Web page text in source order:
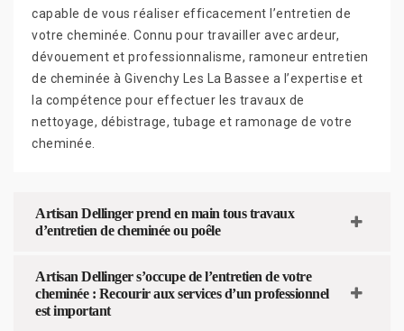
capable de vous réaliser efficacement l’entretien de
votre cheminée. Connu pour travailler avec ardeur,
dévouement et professionnalisme, ramoneur entretien
de cheminée à Givenchy Les La Bassee a l’expertise et
la compétence pour effectuer les travaux de
nettoyage, débistrage, tubage et ramonage de votre
cheminée.
Artisan Dellinger prend en main tous travaux
d’entretien de cheminée ou poêle
Artisan Dellinger s’occupe de l’entretien de votre
cheminée : Recourir aux services d’un professionnel
est important